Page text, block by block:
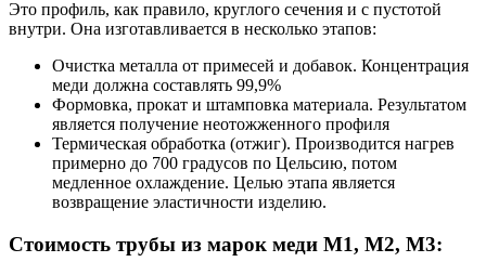
Это профиль, как правило, круглого сечения и с пустотой
внутри. Она изготавливается в несколько этапов:
Очистка металла от примесей и добавок. Концентрация
меди должна составлять 99,9%
Формовка, прокат и штамповка материала. Результатом
является получение неотожженного профиля
Термическая обработка (отжиг). Производится нагрев
примерно до 700 градусов по Цельсию, потом
медленное охлаждение. Целью этапа является
возвращение эластичности изделию.
Стоимость трубы из марок меди М1, М2, М3: